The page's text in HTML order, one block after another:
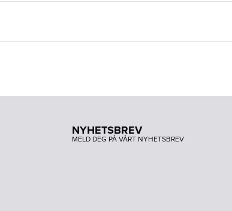
NYHETSBREV
MELD DEG PÅ VÅRT NYHETSBREV